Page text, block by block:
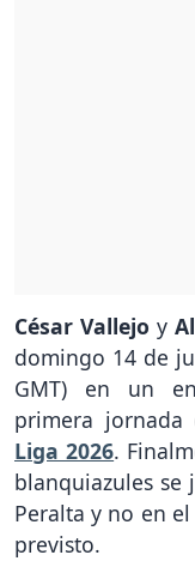
César Vallejo y
domingo 14 de
GMT) en un
primera
Liga 2026.
blanquiazules se
Peralta y no en
previsto.